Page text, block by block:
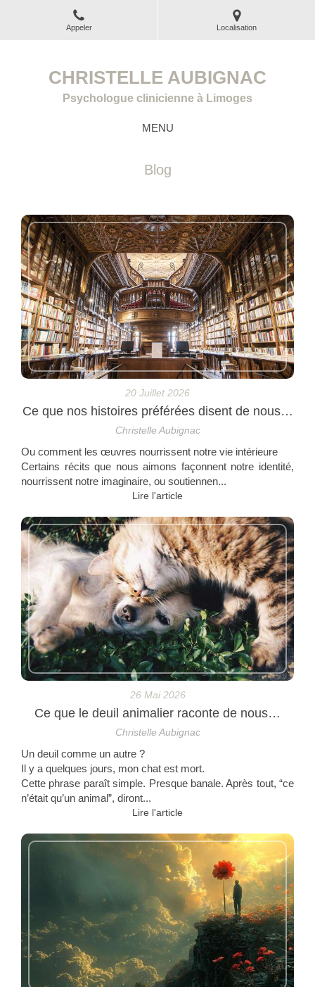
Appeler Localisation
CHRISTELLE AUBIGNAC
Psychologue clinicienne à Limoges
MENU
Blog
20 Juillet 2026
Ce que nos histoires préférées disent de nous…
Christelle Aubignac
Ou comment les œuvres nourrissent notre vie intérieure
Certains récits que nous aimons façonnent notre identité,
nourrissent notre imaginaire, ou soutiennen...
Lire l'article
26 Mai 2026
Ce que le deuil animalier raconte de nous…
Christelle Aubignac
Un deuil comme un autre ?
Il y a quelques jours, mon chat est mort.
Cette phrase paraît simple. Presque banale. Après tout, “ce
n’était qu’un animal”, diront...
Lire l'article